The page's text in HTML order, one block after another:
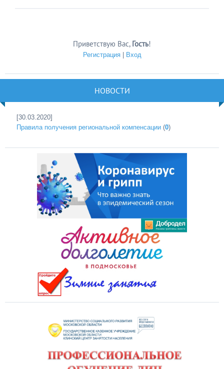
Приветствую Вас, Гость!
Регистрация| Вход
НОВОСТИ
[30.03.2020]
Правила получения региональной компенсации (0)